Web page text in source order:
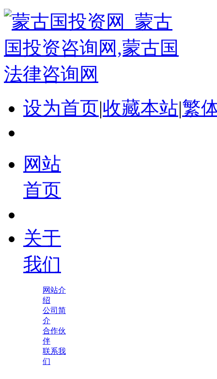
设为首页|收藏本站|繁
网站
首页
关于
我们
网站介
绍
公司简
介
合作伙
伴
联系我
们